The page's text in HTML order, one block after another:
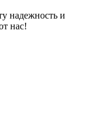
надежность и
нас!